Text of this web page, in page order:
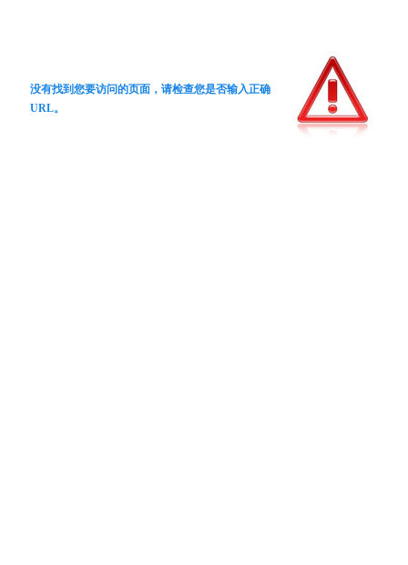
没有找到您要访问的页面，请检查您是否输入正确
URL。